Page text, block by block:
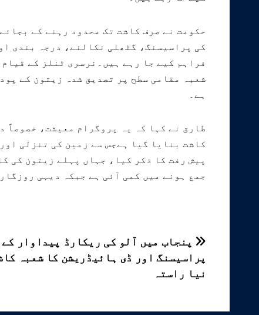
حکومت نے صرف کاشت تک محدود رہنے کے
کی پراسیسنگ، گٹھلی نکالنے، درجہ بندی
فراہم کیے جا رہے ہیں۔نرسری ٹنلز کے
شعبہ مقامی سطح پر تصدیق شدہ زیتون کے
ہے۔
طارق نے کہا کہ یہ پروگرام معیشت، خصوصاً
کاشت بنایا گیا ہےجس سے زمین کی تنزلی
پیش رفت کا ذکر کیا، جہاں پہلے زیتون کی
جمع ہونے میں کمی آئی ہے جبکہ دیہی
پوسٹوں
کی
پنجاب میں آلو کی ریکارڈ پیداوار
پراسیسنگ اور ڈی ہائیڈریشن کا شعبہ
نیا راستہ